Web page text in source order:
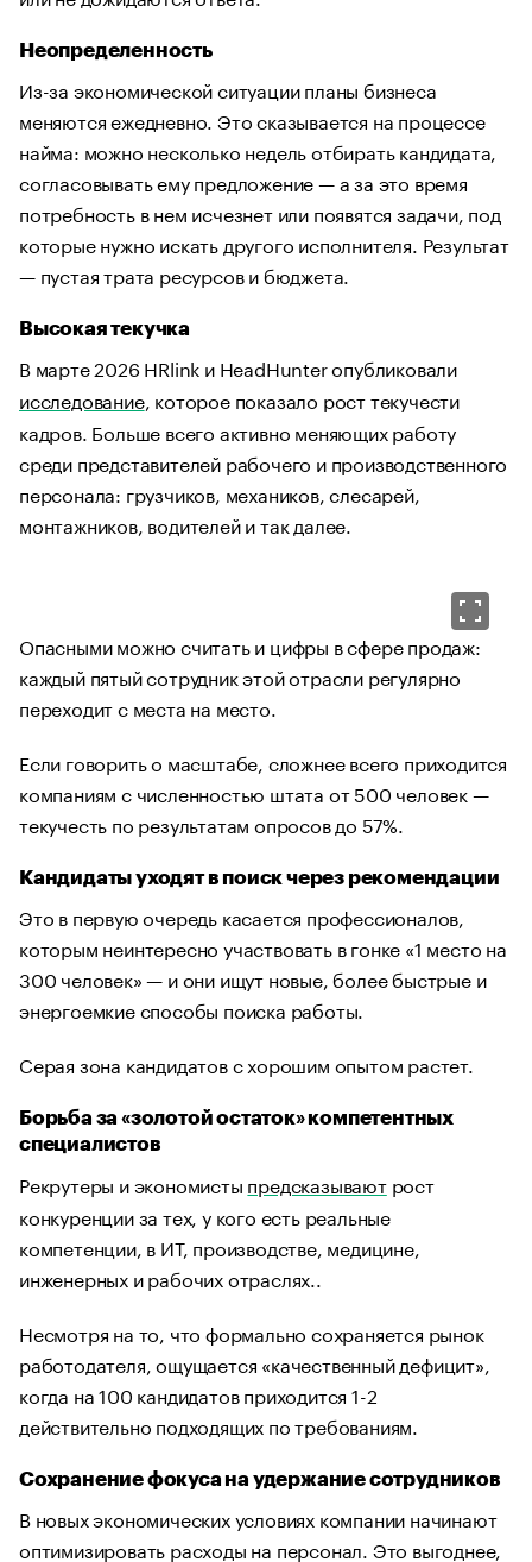
Неопределенность
Из-за экономической ситуации планы бизнеса
меняются ежедневно. Это сказывается на процессе
найма: можно несколько недель отбирать кандидата,
согласовывать ему предложение — а за это время
потребность в нем исчезнет или появятся задачи, под
которые нужно искать другого исполнителя. Результат
— пустая трата ресурсов и бюджета.
Высокая текучка
В марте 2026 HRlink и HeadHunter опубликовали
исследование, которое показало рост текучести
кадров. Больше всего активно меняющих работу
среди представителей рабочего и производственного
персонала: грузчиков, механиков, слесарей,
монтажников, водителей и так далее.
Опасными можно считать и цифры в сфере продаж:
каждый пятый сотрудник этой отрасли регулярно
переходит с места на место.
Если говорить о масштабе, сложнее всего приходится
компаниям с численностью штата от 500 человек —
текучесть по результатам опросов до 57%.
Кандидаты уходят в поиск через рекомендации
Это в первую очередь касается профессионалов,
которым неинтересно участвовать в гонке «1 место на
300 человек» — и они ищут новые, более быстрые и
энергоемкие способы поиска работы.
Серая зона кандидатов с хорошим опытом растет.
Борьба за «золотой остаток» компетентных
специалистов
Рекрутеры и экономисты предсказываютрост
конкуренции за тех, у кого есть реальные
компетенции, в ИТ, производстве, медицине,
инженерных и рабочих отраслях..
Несмотря на то, что формально сохраняется рынок
работодателя, ощущается «качественный дефицит»,
когда на 100 кандидатов приходится 1-2
действительно подходящих по требованиям.
Сохранение фокуса на удержание сотрудников
В новых экономических условиях компании начинают
оптимизировать расходы на персонал. Это выгоднее,